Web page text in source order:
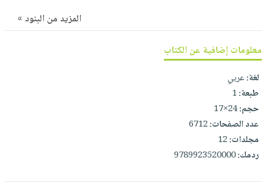
مناسبات
أسئلة
يتكرر
طرحها
خدمات
نيل
وفرات
انشر
كتابك
معنا
التسوق
نشرة
الإصدارات
المزيد من البنود »
معلومات إضافية عن الكتاب
لغة:عربي
طبعة:1
حجم:24×17
عدد الصفحات:6712
مجلدات:12
ردمك:9789923520000